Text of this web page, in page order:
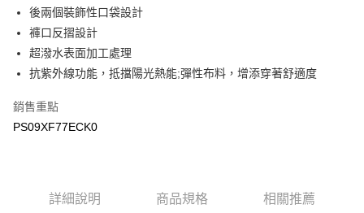
每筆NT$90，滿NT$899(含以上)免運費
宅配(離島)
每筆NT$399，滿NT$18,000(含以上)免運費
後兩個裝飾性口袋設計
褲口反摺設計
超潑水表面加工處理
抗紫外線功能，抵擋陽光熱能;彈性布料，增添穿著舒適度
銷售重點
PS09XF77ECK0
詳細說明 商品規格 相關推薦